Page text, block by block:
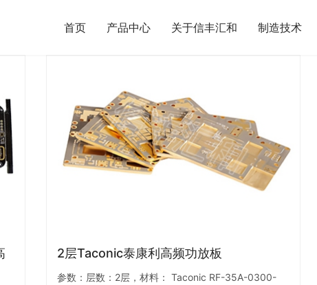
首页 产品中心 关于信丰汇和 制造技术
2层Taconic泰康利高频功放板
参数：层数：2层，材料： Taconic RF-35A-0300-